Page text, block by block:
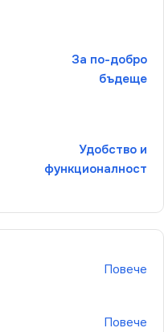
За по-добро
бъдеще
Удобство и
функционалност
Повече
Повече